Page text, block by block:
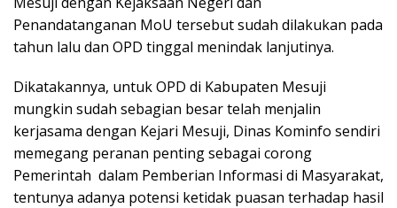
Penandatanganan MoU tersebut sudah dilakukan pada
tahun lalu dan OPD tinggal menindak lanjutinya.
Dikatakannya, untuk OPD di Kabupaten Mesuji
mungkin sudah sebagian besar telah menjalin
kerjasama dengan Kejari Mesuji, Dinas Kominfo sendiri
memegang peranan penting sebagai corong
Pemerintah dalam Pemberian Informasi di Masyarakat,
tentunya adanya potensi ketidak puasan terhadap hasil